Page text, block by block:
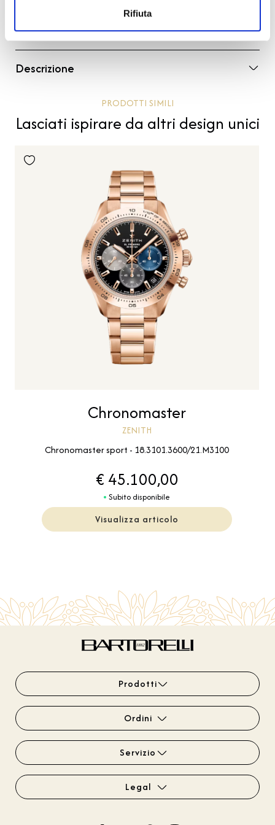
Rifiuta
Uomo
Descrizione
PRODOTTI SIMILI
Lasciati ispirare da altri design unici
Chronomaster
ZENITH
Chronomaster sport - 18.3101.3600/21.M3100
€ 45.100,00
Subito disponibile
Visualizza articolo
Prodotti
Ordini
Servizio
Legal